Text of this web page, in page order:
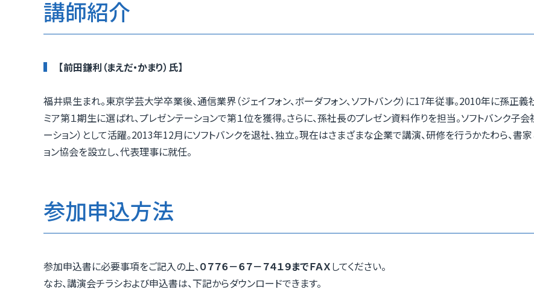
講師紹介
【前田鎌利（まえだ・かまり）氏】
福井県生まれ。東京学芸大学卒業後、通信業界（ジェイフォン、ボーダフォン、ソフトバンク）に17年従事。2010年に孫正
ミア第１期生に選ばれ、プレゼンテーションで第１位を獲得。さらに、孫社長のプレゼン資料作りを担当。ソフトバンク子
ーション）として活躍。2013年12月にソフトバンクを退社、独立。現在はさまざまな企業で講演、研修を行うかたわら、
ョン協会を設立し、代表理事に就任。
参加申込方法
参加申込書に必要事項をご記入の上、０７７６－６７－７４１９までＦＡＸしてください。
なお、講演会チラシおよび申込書は、下記からダウンロードできます。